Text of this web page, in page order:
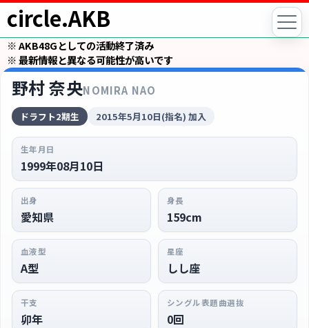
circle.AKB
※ AKB48Gとしての活動終了済み
※ 最新情報と異なる可能性が高いです
野村 奈央NOMIRA NAO
ドラフト2期生 2015年5月10日(指名) 加入
生年月日
1999年08月10日
出身
愛知県
身長
159cm
血液型
A型
星座
しし座
干支
卯年
シングル表題曲選抜
0回